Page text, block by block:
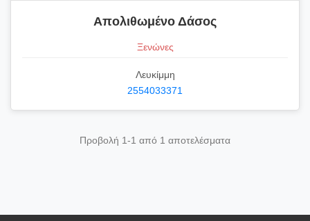
Απολιθωμένο Δάσος
Ξενώνες
Λευκίμμη
2554033371
Προβολή 1-1 από 1 αποτελέσματα